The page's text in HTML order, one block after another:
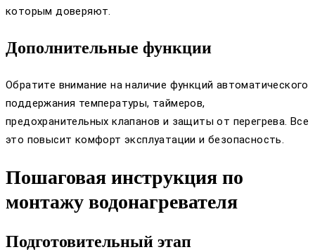
которым доверяют.
Дополнительные функции
Обратите внимание на наличие функций автоматического
поддержания температуры, таймеров,
предохранительных клапанов и защиты от перегрева. Все
это повысит комфорт эксплуатации и безопасность.
Пошаговая инструкция по
монтажу водонагревателя
Подготовительный этап